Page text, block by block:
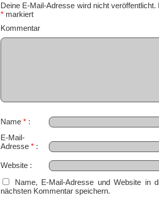
Deine E-Mail-Adresse wird nicht veröffentlicht.
* markiert
Name *
E-Mail-
Adresse *
Website
Name, E-Mail-Adresse und Website in
nächsten Kommentar speichern.